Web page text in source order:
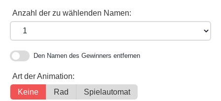
Anzahl der zu wählenden Namen:
Den Namen des Gewinners entfernen
Art der Animation:
Keine
Rad Spielautomat